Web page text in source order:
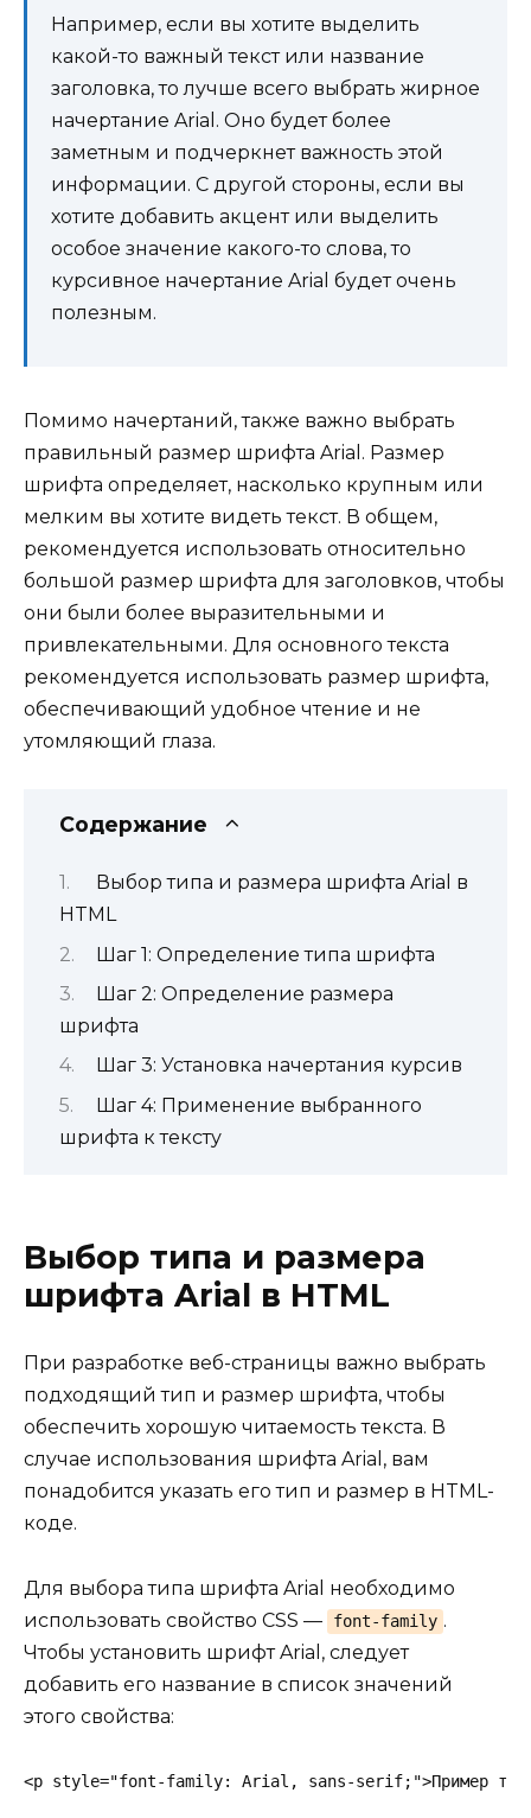
Например, если вы хотите выделить
какой-то важный текст или название
заголовка, то лучше всего выбрать жирное
начертание Arial. Оно будет более
заметным и подчеркнет важность этой
информации. С другой стороны, если вы
хотите добавить акцент или выделить
особое значение какого-то слова, то
курсивное начертание Arial будет очень
полезным.
Помимо начертаний, также важно выбрать
правильный размер шрифта Arial. Размер
шрифта определяет, насколько крупным или
мелким вы хотите видеть текст. В общем,
рекомендуется использовать относительно
большой размер шрифта для заголовков, чтобы
они были более выразительными и
привлекательными. Для основного текста
рекомендуется использовать размер шрифта,
обеспечивающий удобное чтение и не
утомляющий глаза.
Содержание
Выбор типа и размера шрифта Arial в
HTML
Шаг 1: Определение типа шрифта
Шаг 2: Определение размера
шрифта
Шаг 3: Установка начертания курсив
Шаг 4: Применение выбранного
шрифта к тексту
Выбор типа и размера
шрифта Arial в HTML
При разработке веб-страницы важно выбрать
подходящий тип и размер шрифта, чтобы
обеспечить хорошую читаемость текста. В
случае использования шрифта Arial, вам
понадобится указать его тип и размер в HTML-
коде.
Для выбора типа шрифта Arial необходимо
использовать свойство CSS —
font-family .
Чтобы установить шрифт Arial, следует
добавить его название в список значений
этого свойства:
<p style="font-family: Arial, sans-serif;">Пример